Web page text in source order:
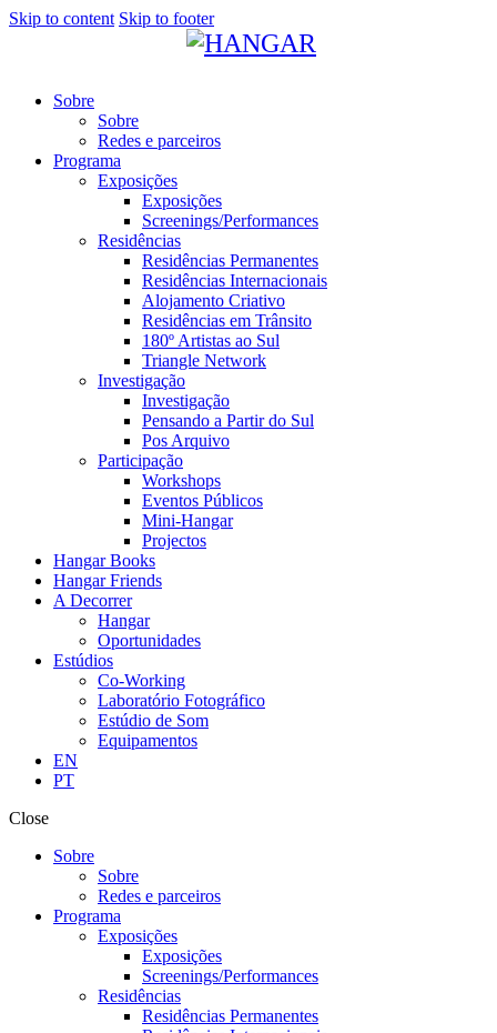
Skip to content Skip to footer
Sobre
Sobre
Redes e parceiros
Programa
Exposições
Exposições
Screenings/Performances
Residências
Residências Permanentes
Residências Internacionais
Alojamento Criativo
Residências em Trânsito
180º Artistas ao Sul
Triangle Network
Investigação
Investigação
Pensando a Partir do Sul
Pos Arquivo
Participação
Workshops
Eventos Públicos
Mini-Hangar
Projectos
Hangar Books
Hangar Friends
A Decorrer
Hangar
Oportunidades
Estúdios
Co-Working
Laboratório Fotográfico
Estúdio de Som
Equipamentos
EN
PT
Close
Sobre
Sobre
Redes e parceiros
Programa
Exposições
Exposições
Screenings/Performances
Residências
Residências Permanentes